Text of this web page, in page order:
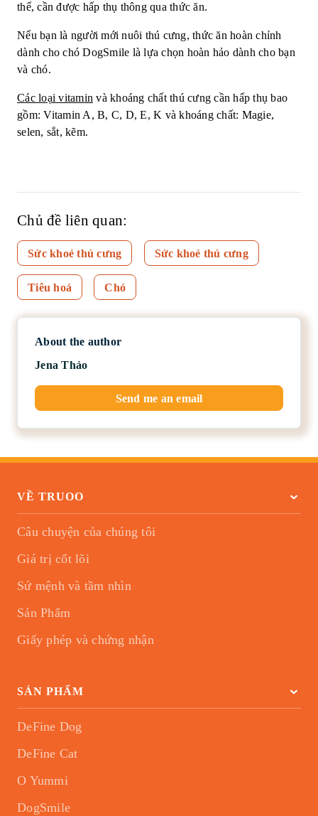
thể, cần được hấp thụ thông qua thức ăn.
Nếu bạn là người mới nuôi thú cưng, thức ăn hoàn chỉnh
dành cho chó DogSmile là lựa chọn hoàn hảo dành cho bạn
và chó.
Các loạivitamin và khoáng chất thú cưng cần hấp thụ bao
gồm: Vitamin A, B, C, D, E, K và khoáng chất: Magie,
selen, sắt, kẽm.
Chủ đề liên quan:
Sức khoẻ thú cưng Sức khoẻ thú cưng
Tiêu hoá Chó
About the author
Jena Thảo
Send me an email
VỀ TRUOO
Câu chuyện của chúng tôi
Giá trị cốt lõi
Sứ mệnh và tầm nhìn
Sản Phẩm
Giấy phép và chứng nhận
SẢN PHẨM
DeFine Dog
DeFine Cat
O Yummi
DogSmile